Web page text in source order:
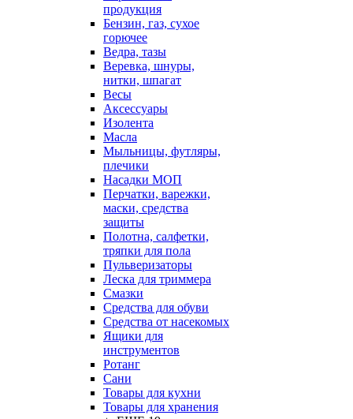
продукция
Бензин, газ, сухое
горючее
Ведра, тазы
Веревка, шнуры,
нитки, шпагат
Весы
Аксессуары
Изолента
Масла
Мыльницы, футляры,
плечики
Насадки МОП
Перчатки, варежки,
маски, средства
защиты
Полотна, салфетки,
тряпки для пола
Пульверизаторы
Леска для триммера
Смазки
Средства для обуви
Средства от насекомых
Ящики для
инструментов
Ротанг
Сани
Товары для кухни
Товары для хранения